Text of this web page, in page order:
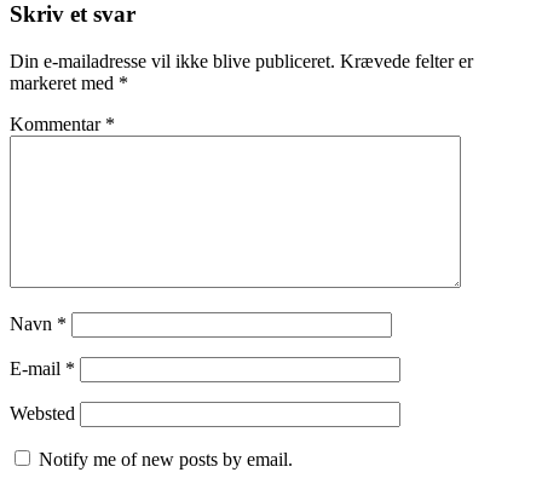
Skriv et svar
Din e-mailadresse vil ikke blive publiceret. Krævede felter er
markeret med *
Kommentar *
Navn *
E-mail *
Websted
Notify me of new posts by email.